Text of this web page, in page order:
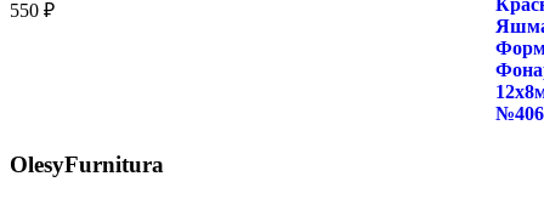
550 ₽
OlesyFurnitura